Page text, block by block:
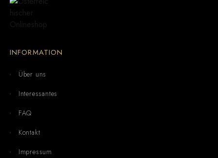
INFORMATION
Über uns
Interessantes
FAQ
Kontakt
Impressum